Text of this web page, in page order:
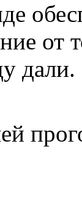
от
дали.